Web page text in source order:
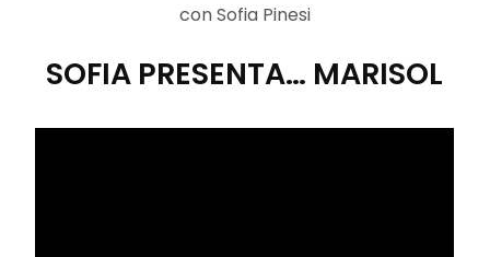
con Sofia Pinesi
SOFIA PRESENTA… MARISOL